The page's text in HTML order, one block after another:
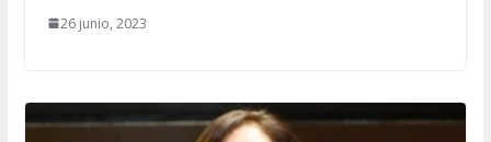
26 junio, 2023